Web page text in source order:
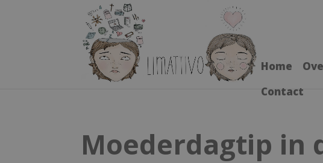
Home
Contact
Moederdagtip in